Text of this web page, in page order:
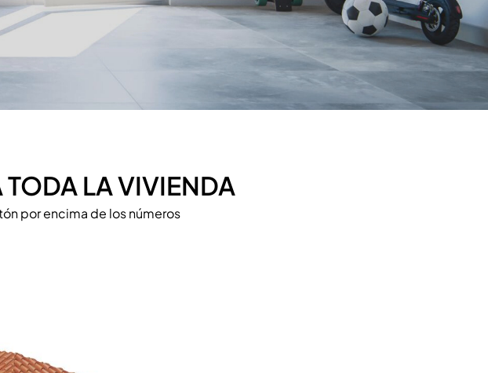
LA VIVIENDA
por encima de los números